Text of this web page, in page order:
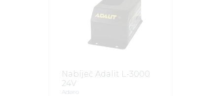
Nabíječ Adalit L-3000
24V
Adaro